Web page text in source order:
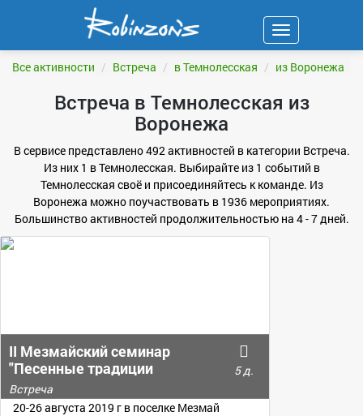
Навигация
Все активности Встреча в Темнолесская из Воронежа
Встреча в Темнолесская из
Воронежа
В сервисе представлено 492 активностей в категории Встреча.
Из них 1 в Темнолесская. Выбирайте из 1 событий в
Темнолесская своё и присоединяйтесь к команде. Из
Воронежа можно поучаствовать в 1936 мероприятиях.
Большинство активностей продолжительностью на 4 - 7 дней.
II Мезмайский семинар
"Песенные традиции
ДОНСКИХ и КУБАНСКИХ
КАЗАКОВ"
5 д.
Встреча
20-26 августа 2019 г в поселке Мезмай